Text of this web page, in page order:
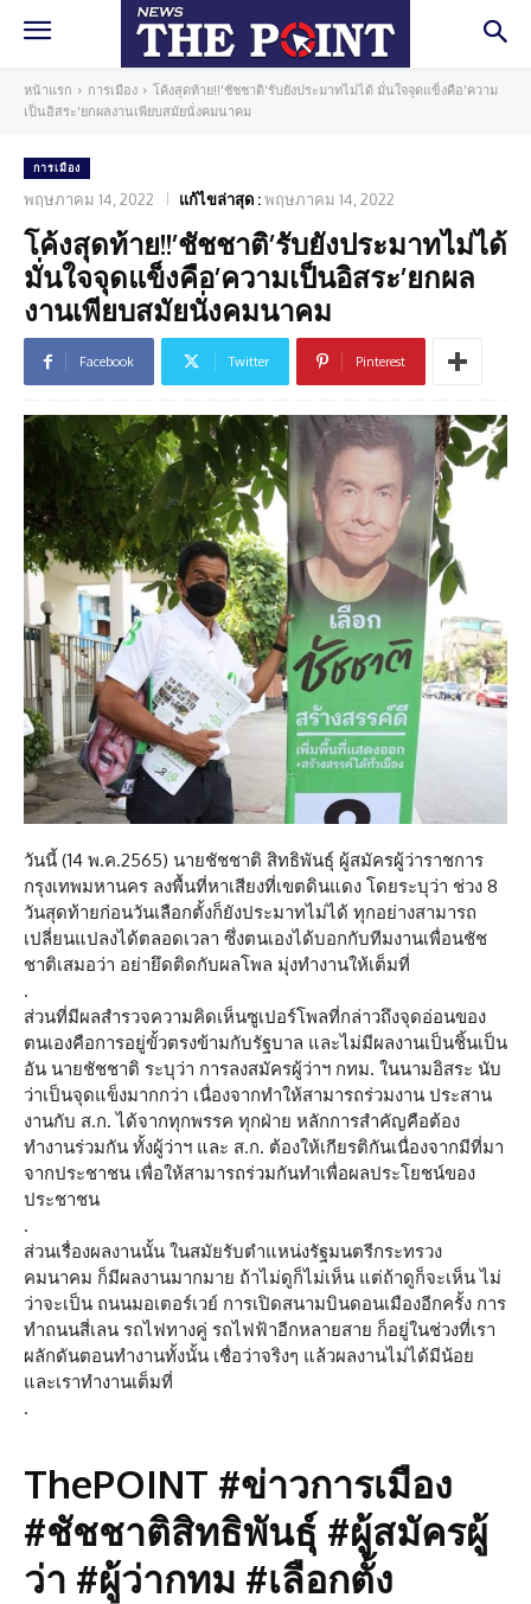
หน้าแรก การเมือง
โค้งสุดท้าย!!'ชัชชาติ'รับยังประมาทไม่ได้ มั่นใจจุดแข็งคือ'ความ
เป็นอิสระ'ยกผลงานเพียบสมัยนั่งคมนาคม
การเมือง
พฤษภาคม 14, 2022 แก้ไขล่าสุด :พฤษภาคม 14, 2022
โค้งสุดท้าย!!’ชัชชาติ’รับยังประมาทไม่ได้
มั่นใจจุดแข็งคือ’ความเป็นอิสระ’ยกผล
งานเพียบสมัยนั่งคมนาคม
Facebook Twitter Pinterest
วันนี้ (14 พ.ค.2565) นายชัชชาติ สิทธิพันธุ์ ผู้สมัครผู้ว่าราชการ
กรุงเทพมหานคร ลงพื้นที่หาเสียงที่เขตดินแดง โดยระบุว่า ช่วง 8
วันสุดท้ายก่อนวันเลือกตั้งก็ยังประมาทไม่ได้ ทุกอย่างสามารถ
เปลี่ยนแปลงได้ตลอดเวลา ซึ่งตนเองได้บอกกับทีมงานเพื่อนชัช
ชาติเสมอว่า อย่ายึดติดกับผลโพล มุ่งทำงานให้เต็มที่
.
ส่วนที่มีผลสำรวจความคิดเห็นซูเปอร์โพลที่กล่าวถึงจุดอ่อนของ
ตนเองคือการอยู่ขั้วตรงข้ามกับรัฐบาล และไม่มีผลงานเป็นชิ้นเป็น
อัน นายชัชชาติ ระบุว่า การลงสมัครผู้ว่าฯ กทม. ในนามอิสระ นับ
ว่าเป็นจุดแข็งมากกว่า เนื่องจากทำให้สามารถร่วมงาน ประสาน
งานกับ ส.ก. ได้จากทุกพรรค ทุกฝ่าย หลักการสำคัญคือต้อง
ทำงานร่วมกัน ทั้งผู้ว่าฯ และ ส.ก. ต้องให้เกียรติกันเนื่องจากมีที่มา
จากประชาชน เพื่อให้สามารถร่วมกันทำเพื่อผลประโยชน์ของ
ประชาชน
.
ส่วนเรื่องผลงานนั้น ในสมัยรับตำแหน่งรัฐมนตรีกระทรวง
คมนาคม ก็มีผลงานมากมาย ถ้าไม่ดูก็ไม่เห็น แต่ถ้าดูก็จะเห็น ไม่
ว่าจะเป็น ถนนมอเตอร์เวย์ การเปิดสนามบินดอนเมืองอีกครั้ง การ
ทำถนนสี่เลน รถไฟทางคู่ รถไฟฟ้าอีกหลายสาย ก็อยู่ในช่วงที่เรา
ผลักดันตอนทำงานทั้งนั้น เชื่อว่าจริงๆ แล้วผลงานไม่ได้มีน้อย
และเราทำงานเต็มที่
.
ThePOINT #ข่าวการเมือง
#ชัชชาติสิทธิพันธุ์ #ผู้สมัครผู้
ว่า #ผู้ว่ากทม #เลือกตั้ง